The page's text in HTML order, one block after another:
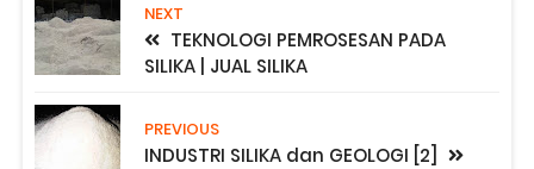
NEXT
TEKNOLOGI PEMROSESAN PADA
SILIKA | JUAL SILIKA
PREVIOUS
INDUSTRI SILIKA dan GEOLOGI [2]